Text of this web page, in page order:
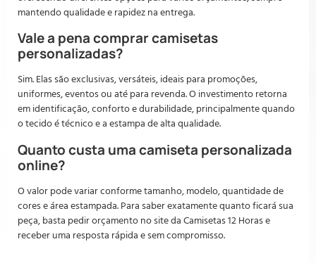
mantendo qualidade e rapidez na entrega.
Vale a pena comprar camisetas
personalizadas?
Sim. Elas são exclusivas, versáteis, ideais para promoções,
uniformes, eventos ou até para revenda. O investimento retorna
em identificação, conforto e durabilidade, principalmente quando
o tecido é técnico e a estampa de alta qualidade.
Quanto custa uma camiseta personalizada
online?
O valor pode variar conforme tamanho, modelo, quantidade de
cores e área estampada. Para saber exatamente quanto ficará sua
peça, basta pedir orçamento no site da Camisetas 12 Horas e
receber uma resposta rápida e sem compromisso.